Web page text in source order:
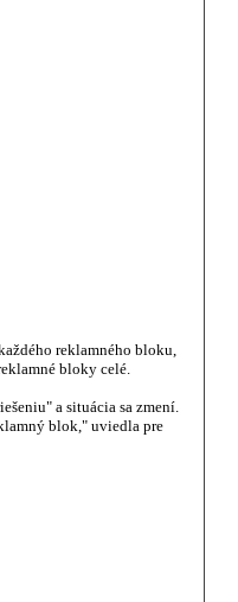
reklamného bloku,
bloky celé.
a situácia sa zmení.
blok," uviedla pre